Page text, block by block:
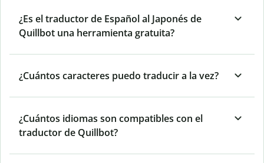
¿Es el traductor de Español al Japonés de
Quillbot una herramienta gratuita?
¿Cuántos caracteres puedo traducir a la vez?
¿Cuántos idiomas son compatibles con el
traductor de Quillbot?